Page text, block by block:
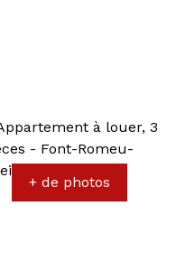
+ de photos